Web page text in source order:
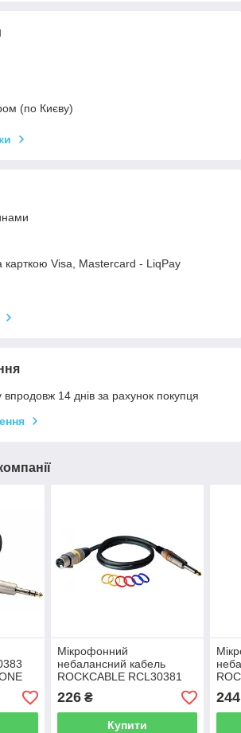
(по Києву)
Visa, Mastercard - LiqPay
14 днів за рахунок покупця
Мікрофонний
небалансний кабель
ROCKCABLE RCL30381
D6 F - MICROPHONE
CABLE - XLR (F) / TS
JACK (1M)
226₴
Купити
D6
244